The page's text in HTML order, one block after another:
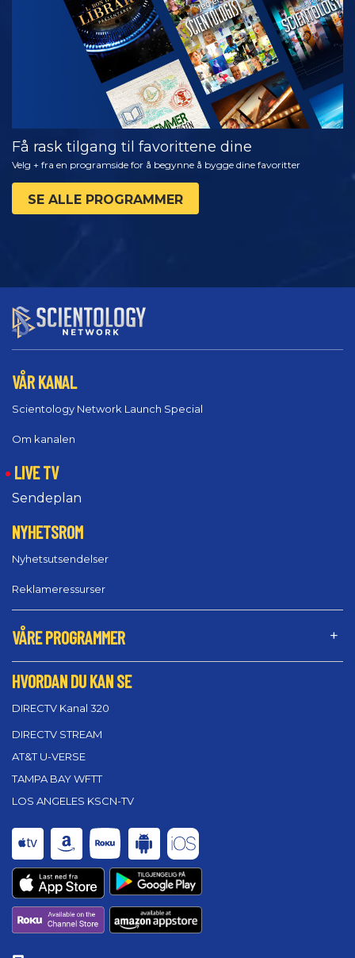
SERIEN
Få rask tilgang til favorittene dine
Velg + fra en programside for å begynne å bygge dine favoritter
SE ALLE PROGRAMMER
VÅR KANAL
Scientology Network Launch Special
Om kanalen
LIVE TV
Sendeplan
NYHETSROM
Nyhetsutsendelser
Reklameressurser
VÅRE PROGRAMMER
HVORDAN DU KAN SE
DIRECTV Kanal 320
DIRECTV STREAM
AT&T U-VERSE
TAMPA BAY WFTT
LOS ANGELES KSCN-TV